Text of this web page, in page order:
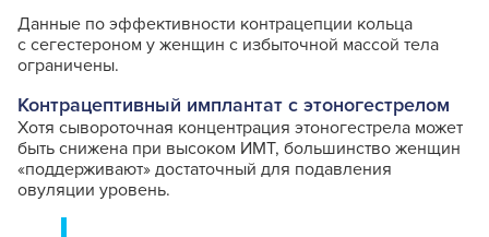
Данные по эффективности контрацепции кольца
с сегестероном у женщин с избыточной массой тела
ограничены.
Контрацептивный имплантат с этоногестрелом
Хотя сывороточная концентрация этоногестрела может
быть снижена при высоком ИМТ, большинство женщин
«поддерживают» достаточный для подавления
овуляции уровень.